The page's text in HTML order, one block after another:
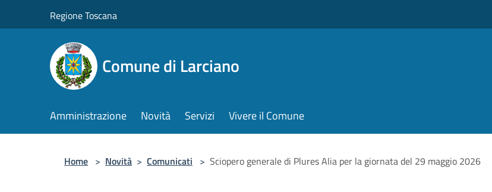
Regione Toscana
Comune di Larciano
Amministrazione Novità Servizi Vivere il Comune
Home > Novità > Comunicati > Sciopero generale di Plures Alia per la giornata del 29 maggio 2026